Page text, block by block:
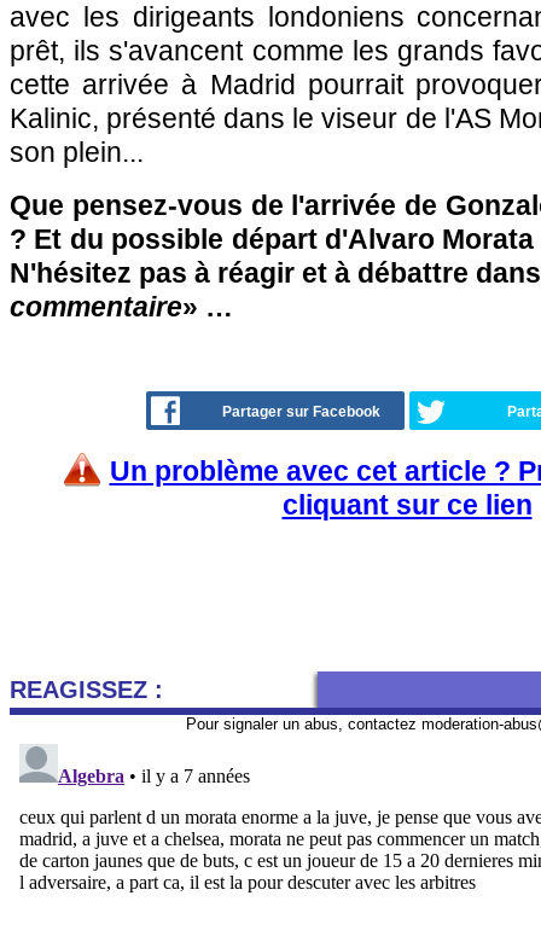
avec les dirigeants londoniens
prêt, ils s'avancent comme les grands
cette arrivée à Madrid pourrait
Kalinic, présenté dans le viseur de l'AS
son plein...
Que pensez-vous de l'arrivée de
? Et du possible départ d'Alvaro
N'hésitez pas à réagir et à débattre
commentaire» …
Partager sur Facebook
Un problème avec cet article ?
cliquant sur ce lien
REAGISSEZ :
Pour signaler un abus, contactez moderation-